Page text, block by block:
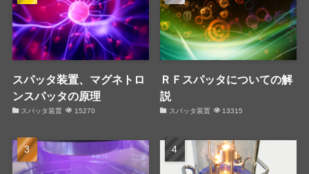
スパッタ装置、マグネトロ
ンスパッタの原理
スパッタ装置 15270
ＲＦスパッタについての解
説
スパッタ装置 13315